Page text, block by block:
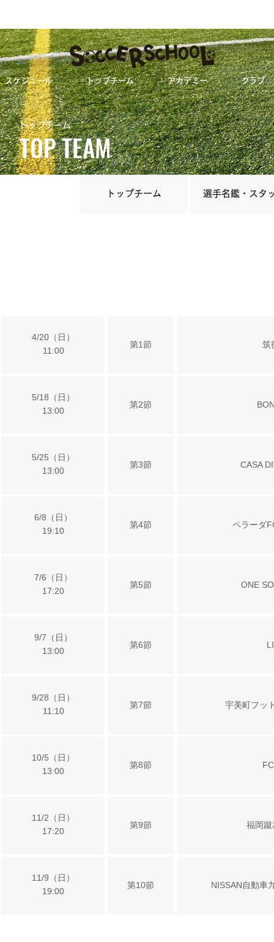
スケジュール トップチーム アカデミー クラブ
TOP TEAM
トップチーム
トップチーム 選手名鑑・スタ
4/20（日）
11:00
第1節 筑
5/18（日）
13:00
第2節
5/25（日）
13:00
第3節 CASA
6/8（日）
19:10
第4節 ペラーダ
7/6（日）
17:20
第5節 ONE
9/7（日）
13:00
第6節
9/28（日）
11:10
第7節 宇美町フッ
10/5（日）
13:00
第8節
11/2（日）
17:20
第9節 福岡
11/9（日）
19:00
第10節 NISSAN自動車